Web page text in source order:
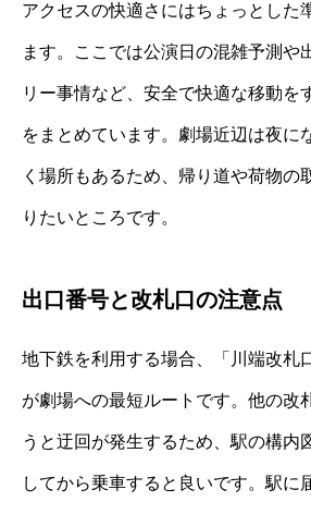
アクセスの快適さにはちょっとした
ます。ここでは公演日の混雑予測や
リー事情など、安全で快適な移動を
をまとめています。劇場近辺は夜に
く場所もあるため、帰り道や荷物の
りたいところです。
出口番号と改札口の注意点
地下鉄を利用する場合、「川端改札
が劇場への最短ルートです。他の改
うと迂回が発生するため、駅の構内
してから乗車すると良いです。駅に